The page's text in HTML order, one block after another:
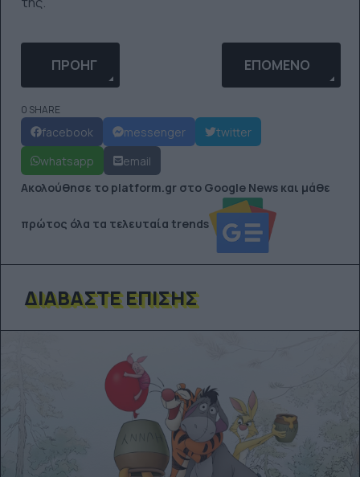
ΠΡΟΗΓΟΎΜΕΝΟ ΆΡΘΡΟ: Η MEGAN THEE
ΠΡΟΗΓ ΕΠΌΜΕΝΟ ΆΡΘΡΟ:
ΕΠΌΜΕΝΟ
0 SHARE
facebook messenger
twitter
whatsapp
email
Ακολούθησε το platform.gr στο Google News και μάθε
πρώτος όλα τα τελευταία trends
ΔΙΑΒΆΣΤΕ ΕΠΊΣΗΣ